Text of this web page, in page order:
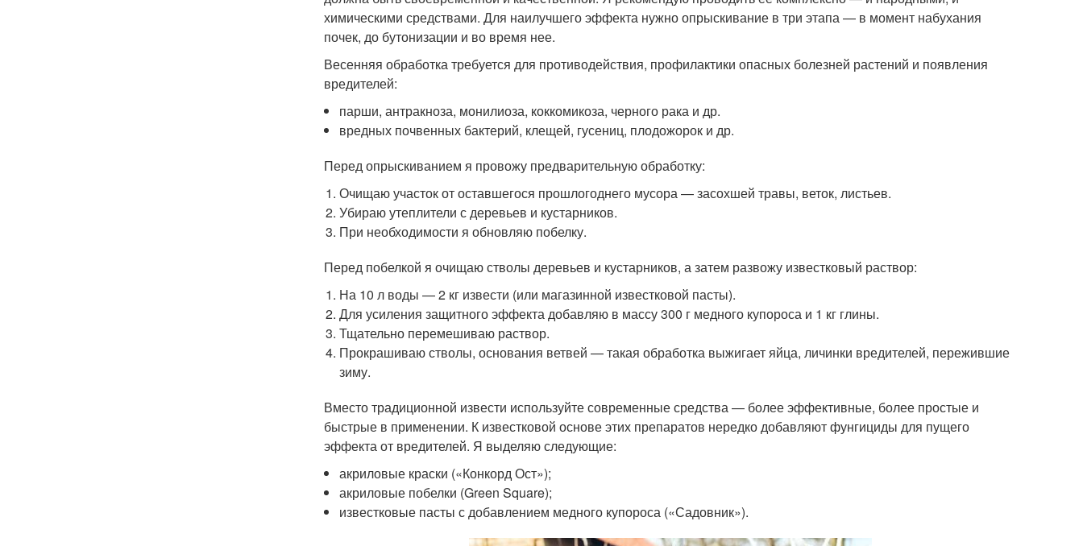
химическими средствами. Для наилучшего эффекта нужно опрыскивание в три этапа — в момент набухания
почек, до бутонизации и во время нее.
Весенняя обработка требуется для противодействия, профилактики опасных болезней растений и появления
вредителей:
парши, антракноза, монилиоза, коккомикоза, черного рака и др.
вредных почвенных бактерий, клещей, гусениц, плодожорок и др.
Перед опрыскиванием я провожу предварительную обработку:
Очищаю участок от оставшегося прошлогоднего мусора — засохшей травы, веток, листьев.
Убираю утеплители с деревьев и кустарников.
При необходимости я обновляю побелку.
Перед побелкой я очищаю стволы деревьев и кустарников, а затем развожу известковый раствор:
На 10 л воды — 2 кг извести (или магазинной известковой пасты).
Для усиления защитного эффекта добавляю в массу 300 г медного купороса и 1 кг глины.
Тщательно перемешиваю раствор.
Прокрашиваю стволы, основания ветвей — такая обработка выжигает яйца, личинки вредителей, пережившие
зиму.
Вместо традиционной извести используйте современные средства — более эффективные, более простые и
быстрые в применении. К известковой основе этих препаратов нередко добавляют фунгициды для пущего
эффекта от вредителей. Я выделяю следующие:
акриловые краски («Конкорд Ост»);
акриловые побелки (Green Square);
известковые пасты с добавлением медного купороса («Садовник»).